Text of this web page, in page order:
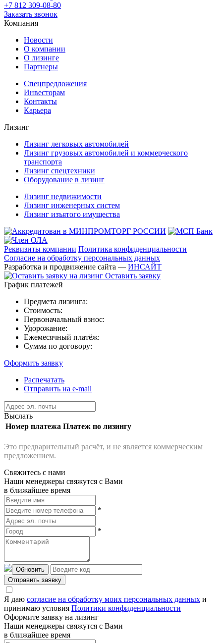
+7 812 309-08-80
Заказать звонок
Компания
Новости
О компании
О лизинге
Партнеры
Спецпредложения
Инвесторам
Контакты
Карьера
Лизинг
Лизинг легковых автомобилей
Лизинг грузовых автомобилей и коммерческого
транспорта
Лизинг спецтехники
Оборудование в лизинг
Лизинг недвижимости
Лизинг инженерных систем
Лизинг изъятого имущества
Реквизиты компании Политика конфиденциальности
Согласие на обработку персональных данных
Разработка и продвижение сайта — ИНСАЙТ
Оставить заявку
График платежей
Предмета лизинга:
Стоимость:
Первоначальный взнос:
Удорожание:
Ежемесячный платёж:
Сумма по договору:
Оформить заявку
Распечатать
Отправить на e-mail
Выслать
Номер платежа Платеж по лизингу
Это предварительный расчёт, и не является коммерческим
предложением.
Свяжитесь с нами
Наши менеджеры свяжутся с Вами
в ближайшее время
*
*
Обновить
Отправить заявку
Я даю согласие на обработку моих персональных данных и
принимаю условия Политики конфиденциальности
Оформите заявку на лизинг
Наши менеджеры свяжутся с Вами
в ближайшее время